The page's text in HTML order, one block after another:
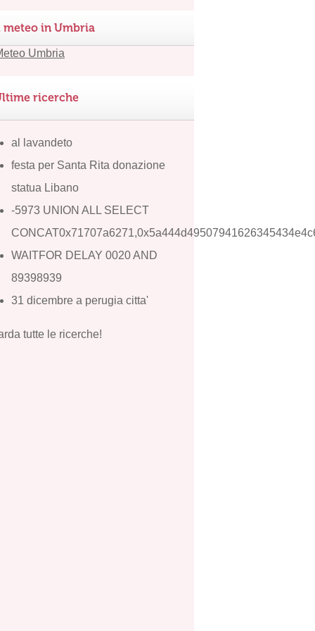
meteo in Umbria
ricerche
al lavandeto
festa per Santa Rita donazione
statua Libano
-5973 UNION ALL SELECT
WAITFOR DELAY 0020 AND
89398939
31 dicembre a perugia citta'
tutte le ricerche!